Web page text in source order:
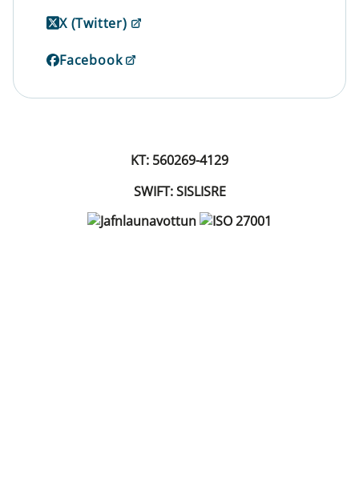
X (Twitter)
Facebook
KT: 560269-4129
SWIFT: SISLISRE